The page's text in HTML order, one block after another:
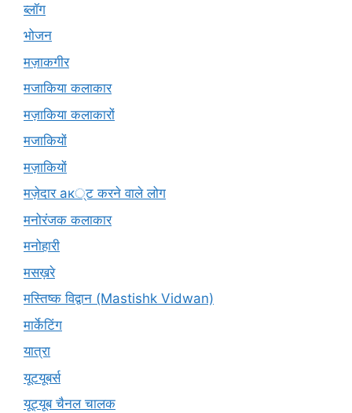
ब्लॉग
भोजन
मज़ाकगीर
मजाकिया कलाकार
मज़ाकिया कलाकारों
मजाकियों
मज़ाकियों
मज़ेदार ак्ट करने वाले लोग
मनोरंजक कलाकार
मनोहारी
मसख़रे
मस्तिष्क विद्वान (Mastishk Vidwan)
मार्केटिंग
यात्रा
यूटयूबर्स
यूट्यूब चैनल चालक